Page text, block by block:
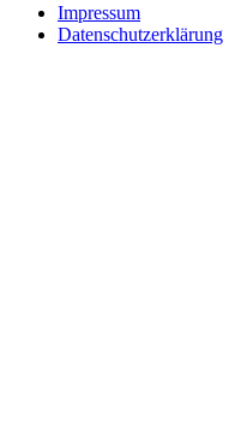
Impressum
Datenschutzerklärung